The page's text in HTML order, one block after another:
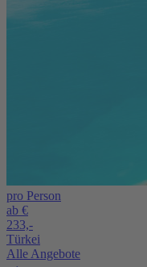
pro Person
ab €
233,-
Türkei
Alle Angebote